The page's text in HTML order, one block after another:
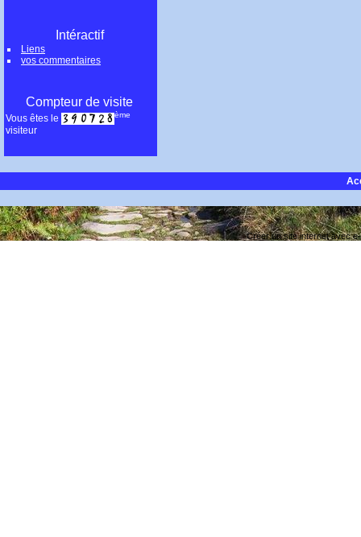
Intéractif
Liens
vos commentaires
Compteur de visite
Vous êtes le ème
visiteur
Créer un site internet avec